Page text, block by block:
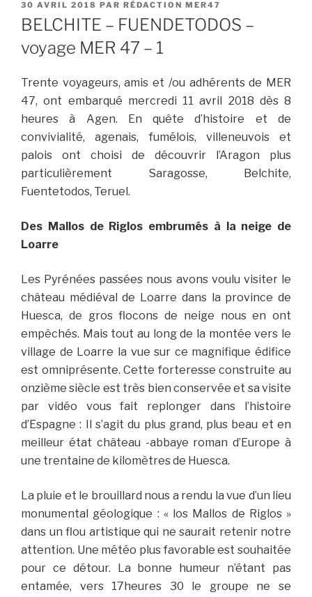
PUBLIÉ
LE
30 AVRIL 2018 PAR RÉDACTION MER47
BELCHITE – FUENDETODOS –
voyage MER 47 – 1
Trente voyageurs, amis et /ou adhérents de MER
47, ont embarqué mercredi 11 avril 2018 dès 8
heures à Agen. En quête d’histoire et de
convivialité, agenais, fumélois, villeneuvois et
palois ont choisi de découvrir l’Aragon plus
particulièrement Saragosse, Belchite,
Fuentetodos, Teruel.
Des Mallos de Riglos embrumés à la neige de
Loarre
Les Pyrénées passées nous avons voulu visiter le
château médiéval de Loarre dans la province de
Huesca, de gros flocons de neige nous en ont
empêchés. Mais tout au long de la montée vers le
village de Loarre la vue sur ce magnifique édifice
est omniprésente. Cette forteresse construite au
onzième siècle est très bien conservée et sa visite
par vidéo vous fait replonger dans l’histoire
d’Espagne : Il s’agit du plus grand, plus beau et en
meilleur état château -abbaye roman d’Europe à
une trentaine de kilomètres de Huesca.
La pluie et le brouillard nous a rendu la vue d’un lieu
monumental géologique : « los Mallos de Riglos »
dans un flou artistique qui ne saurait retenir notre
attention. Une météo plus favorable est souhaitée
pour ce détour. La bonne humeur n’étant pas
entamée, vers 17heures 30 le groupe ne se